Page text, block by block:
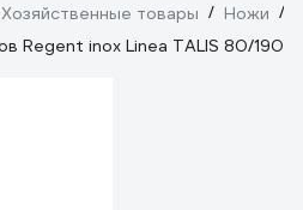
Хозяйственные товары / Ножи /